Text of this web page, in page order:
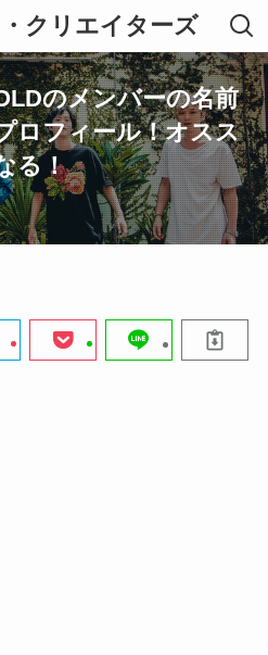
クリエイターズ
のメンバーの名前
ロフィール！オスス
る！